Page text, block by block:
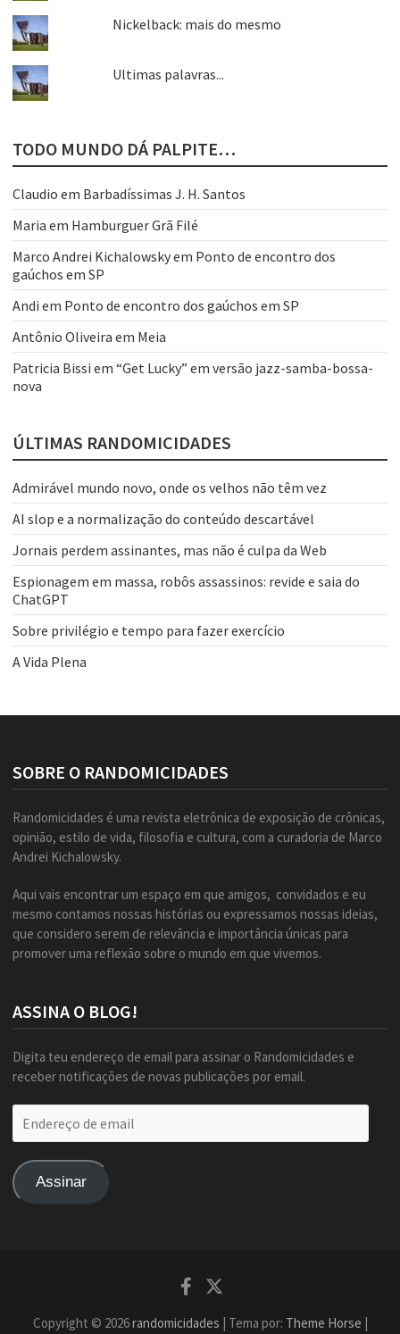
Nickelback: mais do mesmo
Ultimas palavras...
TODO MUNDO DÁ PALPITE…
Claudio em Barbadíssimas J. H. Santos
Maria em Hamburguer Grã Filé
Marco Andrei Kichalowskyem Ponto de encontro dos
gaúchos em SP
Andi em Ponto de encontro dos gaúchos em SP
Antônio Oliveira em Meia
Patricia Bissi em “Get Lucky” em versão jazz-samba-bossa-
nova
ÚLTIMAS RANDOMICIDADES
Admirável mundo novo, onde os velhos não têm vez
AI slop e a normalização do conteúdo descartável
Jornais perdem assinantes, mas não é culpa da Web
Espionagem em massa, robôs assassinos: revide e saia do
ChatGPT
Sobre privilégio e tempo para fazer exercício
A Vida Plena
SOBRE O RANDOMICIDADES
Randomicidades é uma revista eletrônica de exposição de crônicas,
opinião, estilo de vida, filosofia e cultura, com a curadoria de Marco
Andrei Kichalowsky.
Aqui vais encontrar um espaço em que amigos, convidados e eu
mesmo contamos nossas histórias ou expressamos nossas ideias,
que considero serem de relevância e importância únicas para
promover uma reflexão sobre o mundo em que vivemos.
ASSINA O BLOG!
Digita teu endereço de email para assinar o Randomicidades e
receber notificações de novas publicações por email.
de
Assinar
Facebook
Copyright © 2026randomicidades | Tema por: Theme Horse |